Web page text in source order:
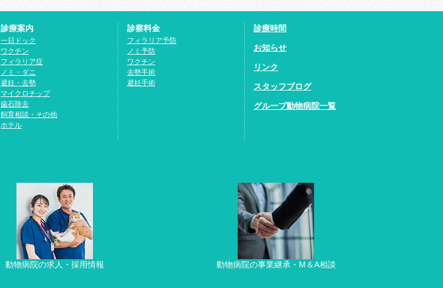
診療案内
一日ドック
ワクチン
フィラリア症
ノミ・ダニ
避妊・去勢
マイクロチップ
歯石除去
飼育相談・その他
ホテル
診察料金
フィラリア予防
ノミ予防
ワクチン
去勢手術
避妊手術
診療時間
お知らせ
リンク
スタッフブログ
グループ動物病院一覧
動物病院の求人・採用情報 動物病院の事業継承・M＆A相談